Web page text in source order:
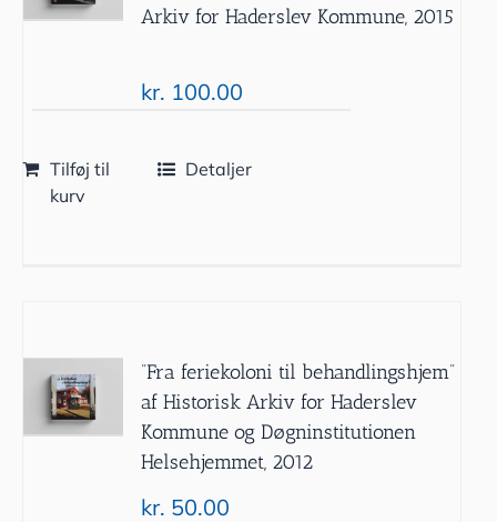
Arkiv for Haderslev Kommune, 2015
kr. 100.00
Tilføj til
kurv
Detaljer
”Fra feriekoloni til behandlingshjem”
af Historisk Arkiv for Haderslev
Kommune og Døgninstitutionen
Helsehjemmet, 2012
kr. 50.00